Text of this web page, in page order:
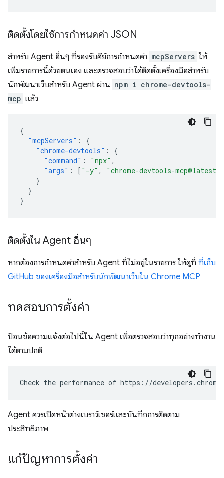
ติดตั้งโดยใช้การกำหนดค่า JSON
สำหรับ Agent อื่นๆ ที่รองรับคีย์การกำหนดค่า mcpServers ให้
เพิ่มรายการนี้ด้วยตนเอง และตรวจสอบว่าได้ติดตั้งเครื่องมือสำหรับ
นักพัฒนาเว็บสำหรับ Agent ผ่าน npm i chrome-devtools-
mcp แล้ว
{
"mcpServers" :
{
"chrome-devtools" :
{
"command" : "npx" ,
"args" : [ "-y" , "chrome-devtools-mcp@latest"
}
}
}
ติดตั้งใน Agent อื่นๆ
หากต้องการกำหนดค่าสำหรับ Agent ที่ไม่อยู่ในรายการ ให้ดูที่ ที่เก็บ
GitHub ของเครื่องมือสำหรับนักพัฒนาเว็บใน Chrome MCP
ทดสอบการตั้งค่า
ป้อนข้อความแจ้งต่อไปนี้ใน Agent เพื่อตรวจสอบว่าทุกอย่างทำงาน
ได้ตามปกติ
Agent ควรเปิดหน้าต่างเบราว์เซอร์และบันทึกการติดตาม
ประสิทธิภาพ
แก้ปัญหาการตั้งค่า